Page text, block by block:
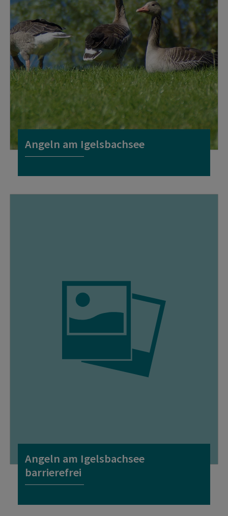
Angeln am Igelsbachsee
Angeln am Igelsbachsee
barrierefrei